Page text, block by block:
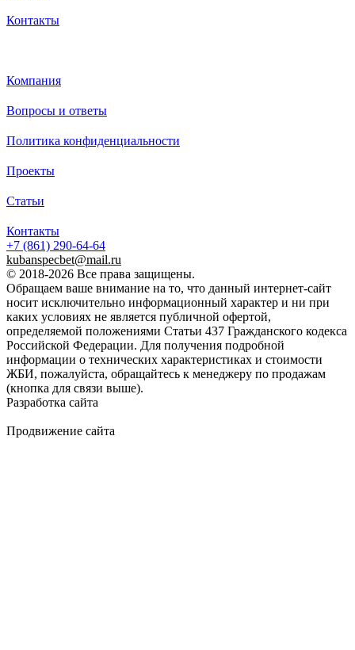
Контакты
Компания
Вопросы и ответы
Политика конфиденциальности
Проекты
Статьи
Контакты
+7 (861) 290-64-64
kubanspecbet@mail.ru
© 2018-2026 Все права защищены.
Обращаем ваше внимание на то, что данный интернет-сайт
носит исключительно информационный характер и ни при
каких условиях не является публичной офертой,
определяемой положениями Статьи 437 Гражданского кодекса
Российской Федерации. Для получения подробной
информации о технических характеристиках и стоимости
ЖБИ, пожалуйста, обращайтесь к менеджеру по продажам
(кнопка для связи выше).
Разработка сайта
Продвижение сайта